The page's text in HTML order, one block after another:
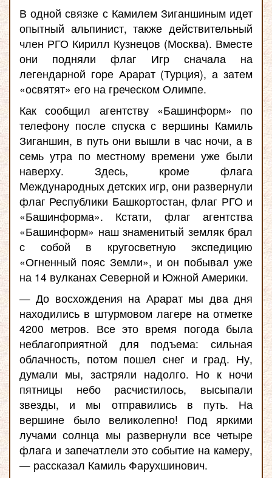
В одной связке с Камилем Зиганшиным идет
опытный альпинист, также действительный
член РГО Кирилл Кузнецов (Москва). Вместе
они подняли флаг Игр сначала на
легендарной горе Арарат (Турция), а затем
«освятят» его на греческом Олимпе.
Как сообщил агентству «Башинформ» по
телефону после спуска с вершины Камиль
Зиганшин, в путь они вышли в час ночи, а в
семь утра по местному времени уже были
наверху. Здесь, кроме флага
Международных детских игр, они развернули
флаг Республики Башкортостан, флаг РГО и
«Башинформа». Кстати, флаг агентства
«Башинформ» наш знаменитый земляк брал
с собой в кругосветную экспедицию
«Огненный пояс Земли», и он побывал уже
на 14 вулканах Северной и Южной Америки.
— До восхождения на Арарат мы два дня
находились в штурмовом лагере на отметке
4200 метров. Все это время погода была
неблагоприятной для подъема: сильная
облачность, потом пошел снег и град. Ну,
думали мы, застряли надолго. Но к ночи
пятницы небо расчистилось, высыпали
звезды, и мы отправились в путь. На
вершине было великолепно! Под яркими
лучами солнца мы развернули все четыре
флага и запечатлели это событие на камеру,
— рассказал Камиль Фарухшинович.